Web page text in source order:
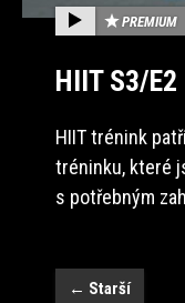
PREMIUM
HIIT S3/E2
HIIT trénink
tréninku, které
s potřebným
← Starší